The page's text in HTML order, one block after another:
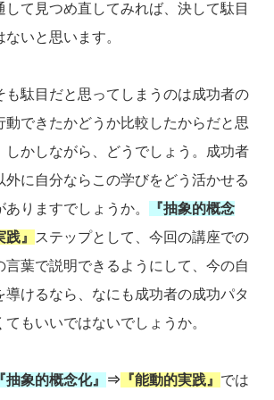
して見つめ直してみれば、決して駄目
いと思います。
も駄目だと思ってしまうのは成功者の
動できたかどうか比較したからだと思
しかしながら、どうでしょう。成功者
外に自分ならこの学びをどう活かせる
りますでしょうか。
『抽象的概念
践』
ステップとして、今回の講座での
言葉で説明できるようにして、今の自
導けるなら、なにも成功者の成功パタ
もいいではないでしょうか。
『抽象的概念化』 ⇒ 『能動的実践』 では